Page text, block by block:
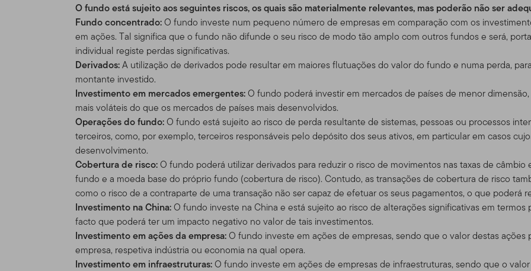
O fundo está sujeito aos seguintes riscos, os quais são materialmente relevantes, mas poderão não ser
Fundo concentrado:O fundo investe num pequeno número de empresas em comparação com os
em ações. Tal significa que o fundo não difunde o seu risco de modo tão amplo com outros fundos e será,
individual registe perdas significativas.
Derivados:A utilização de derivados pode resultar em maiores flutuações do valor do fundo e numa perda,
montante investido.
Investimento em mercados emergentes:O fundo poderá investir em mercados de países de menor
mais voláteis do que os mercados de países mais desenvolvidos.
Operações do fundo:O fundo está sujeito ao risco de perda resultante de sistemas, pessoas ou processos
terceiros, como, por exemplo, terceiros responsáveis pelo depósito dos seus ativos, em particular em casos
desenvolvimento.
Cobertura de risco:O fundo poderá utilizar derivados para reduzir o risco de movimentos nas taxas de
fundo e a moeda base do próprio fundo (cobertura de risco). Contudo, as transações de cobertura de risco
como o risco de a contraparte de uma transação não ser capaz de efetuar os seus pagamentos, o que poderá
Investimento na China:O fundo investe na China e está sujeito ao risco de alterações significativas em termos
facto que poderá ter um impacto negativo no valor de tais investimentos.
Investimento em ações da empresa:O fundo investe em ações de empresas, sendo que o valor destas
empresa, respetiva indústria ou economia na qual opera.
Investimento em infraestruturas:O fundo investe em ações de empresas de infraestruturas, sendo que o
americano, por favor visite nosso outro website,www.franklintempleton.com, para
legalmente disponíveis nos EUA.
Nada neste Site deve ser considerado como uma solicitação para que se compra ou se
ou qualquer outro produto ou serviço, para qualquer pessoa em qualquer jurisdição em
compra ou venda seja considerada ilegal pelas leis de tal jurisdição. SE VOCÊ ESTIVER EM
uma das restrições de venda, por favor consulte o seu corretor, advogado, contador,
particular.
Uso Autorizado, Usuários e Conta de
Uso pessoal.Esse Site existe apenas para seu uso pessoal e não comercial, a menos que
acordado condições diferentes.
Esse site é dirigido a certos negociadores qualificados que possuem clientes com
Templeton, e que morem fora dos Estados Unidos. Também dirigido a investidores dos
que residam fora dos EUA. Se você escolher acessar esse site de lugares de dentro dos
próprio risco e iniciativa, e é responsável pelo cumprimento de todas as leis aplicáveis.